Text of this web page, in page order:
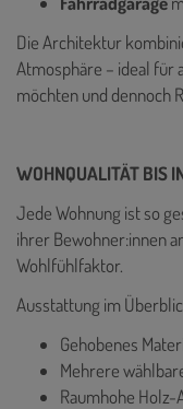
Die Architektur
Atmosphäre – ideal für
möchten und dennoch
WOHNQUALITÄT BIS
Jede Wohnung ist so
ihrer Bewohner:innen
Wohlfühlfaktor.
Ausstattung im
Gehobenes
Mehrere
Raumhohe